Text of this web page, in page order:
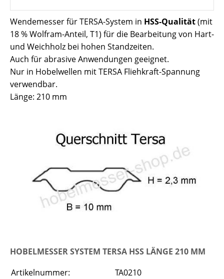
Wendemesser für TERSA-System in HSS-Qualität(mit
18 % Wolfram-Anteil, T1) für die Bearbeitung von Hart-
und Weichholz bei hohen Standzeiten.
Auch für abrasive Anwendungen geeignet.
Nur in Hobelwellen mit TERSA Fliehkraft-Spannung
verwendbar.
Länge: 210 mm
HOBELMESSER SYSTEM TERSA HSS LÄNGE 210 MM
Artikelnummer:
TA0210